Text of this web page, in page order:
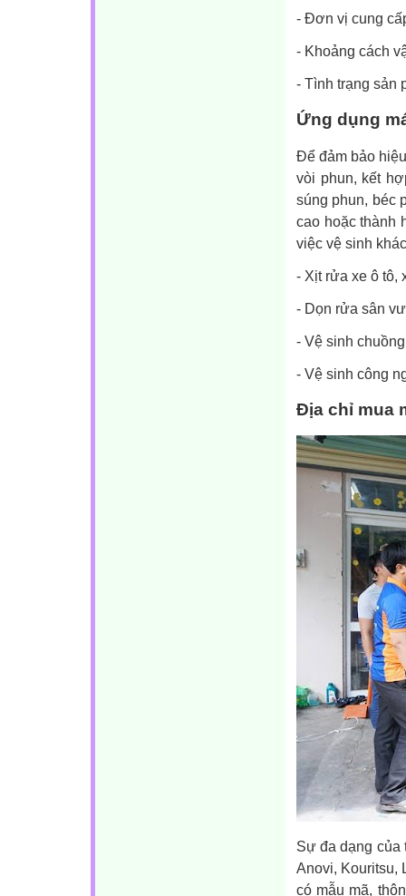
- Đơn vị cung
- Khoảng cách
- Tình trạng sản
Ứng dụng
Để đảm bảo
vòi phun, kết
súng phun, béc
cao hoặc thành
việc vệ sinh
- Xịt rửa xe ô tô,
- Dọn rửa sân
- Vệ sinh
- Vệ sinh công
Địa chỉ mua
Sự đa dạng
Anovi, Kouritsu,
có mẫu mã,